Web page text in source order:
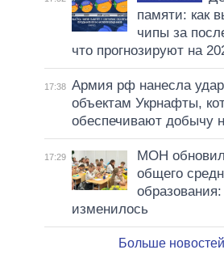
памяти: как
чипы за
что прогнозируют на
17:38 Армия рф нанесла
объектам Укрнафты,
обеспечивают добычу
17:29
МОН
общего
образования:
изменилось
Больше новостей